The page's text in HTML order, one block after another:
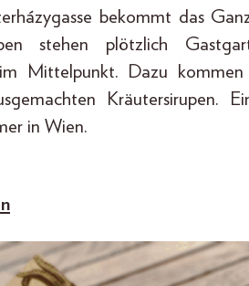
bekommt das
stehen plötzlich
Mittelpunkt. Dazu kommen
Kräutersirupen.
in Wien.